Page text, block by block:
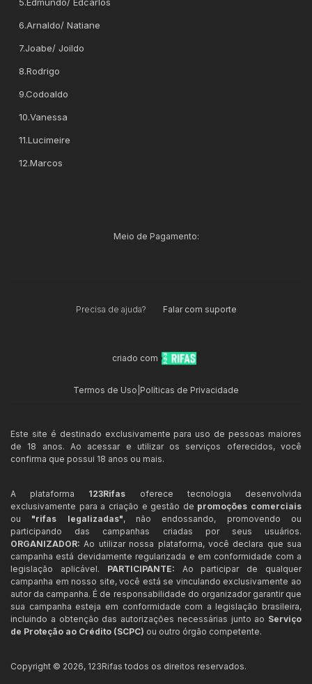
6.Arnaldo/ Natiane
7.Joabe/ Joildo
8.Rodrigo
9.Codoaldo
10.Vanessa
11.Lucimeire
12.Marcos
Meio de Pagamento:
Precisa de ajuda? Falar com suporte
criado com
Termos de Uso Políticas de Privacidade
Este site é destinado exclusivamente para uso de pessoas maiores
de 18 anos. Ao acessar e utilizar os serviços oferecidos, você
confirma que possui 18 anos ou mais.
A plataforma 123Rifas oferece tecnologia desenvolvida
exclusivamente para a criação e gestão de promoções comerciais
ou "rifas legalizadas", não endossando, promovendo ou
participando das campanhas criadas por seus usuários.
ORGANIZADOR: Ao utilizar nossa plataforma, você declara que sua
campanha está devidamente regularizada e em conformidade com a
legislação aplicável. PARTICIPANTE: Ao participar de qualquer
campanha em nosso site, você está se vinculando exclusivamente ao
autor da campanha. É de responsabilidade do organizador garantir que
sua campanha esteja em conformidade com a legislação brasileira,
incluindo a obtenção das autorizações necessárias junto ao Serviço
de Proteção ao Crédito (SCPC) ou outro órgão competente.
Copyright © 2026, 123Rifas todos os direitos reservados.